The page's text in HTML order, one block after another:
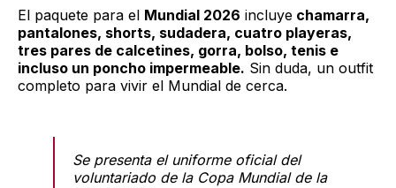
El paquete para el Mundial 2026 incluye chamarra,
pantalones, shorts, sudadera, cuatro playeras,
tres pares de calcetines, gorra, bolso, tenis e
incluso un poncho impermeable. Sin duda, un outfit
completo para vivir el Mundial de cerca.
Se presenta el uniforme oficial del
voluntariado de la Copa Mundial de la